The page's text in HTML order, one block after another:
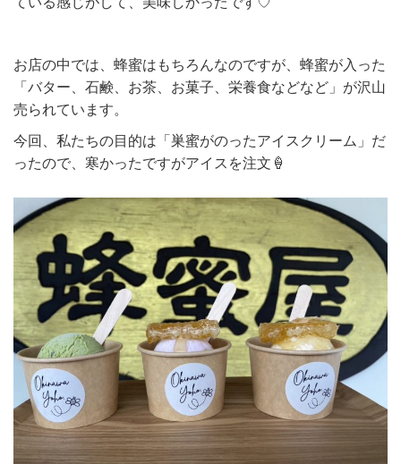
お店の中では、蜂蜜はもちろんなのですが、蜂蜜が入った
「バター、石鹸、お茶、お菓子、栄養食などなど」が沢山
売られています。
今回、私たちの目的は「巣蜜がのったアイスクリーム」だ
ったので、寒かったですがアイスを注文🍦